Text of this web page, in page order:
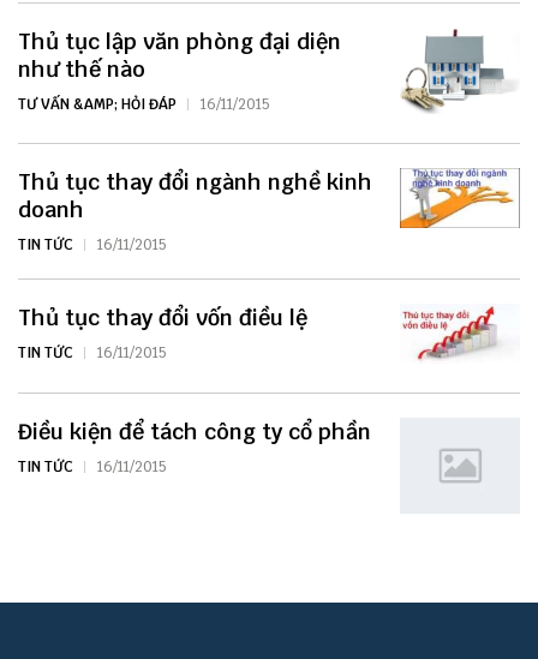
Thủ tục lập văn phòng đại diện
như thế nào
TƯ VẤN &AMP; HỎI ĐÁP 16/11/2015
Thủ tục thay đổi ngành nghề kinh
doanh
TIN TỨC 16/11/2015
Thủ tục thay đổi vốn điều lệ
TIN TỨC 16/11/2015
Điều kiện để tách công ty cổ phần
TIN TỨC 16/11/2015